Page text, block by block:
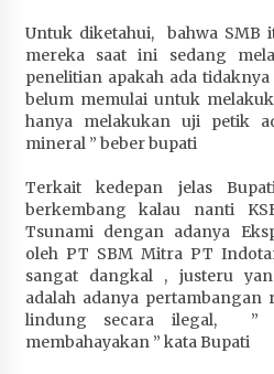
Untuk diketahui, bahwa SMB
mereka saat ini sedang
penelitian apakah ada
belum memulai untuk
hanya melakukan uji petik
mineral ” beber bupati
Terkait kedepan jelas
berkembang kalau nanti
Tsunami dengan adanya
oleh PT SBM Mitra PT
sangat dangkal , justeru
adalah adanya
lindung secara ilegal, ”
membahayakan ” kata Bupati